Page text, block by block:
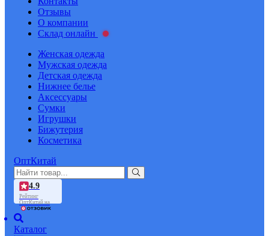
Отзывы
О компании
Склад онлайн
Женская одежда
Мужская одежда
Детская одежда
Нижнее белье
Аксессуары
Сумки
Игрушки
Бижутерия
Косметика
ОптКитай
4.9
Рейтинг
ОптКитай на
Каталог